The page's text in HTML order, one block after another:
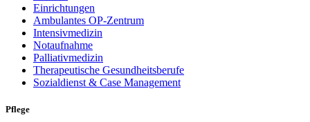
Einrichtungen
Ambulantes OP-Zentrum
Intensivmedizin
Notaufnahme
Palliativmedizin
Therapeutische Gesundheitsberufe
Sozialdienst & Case Management
Pflege